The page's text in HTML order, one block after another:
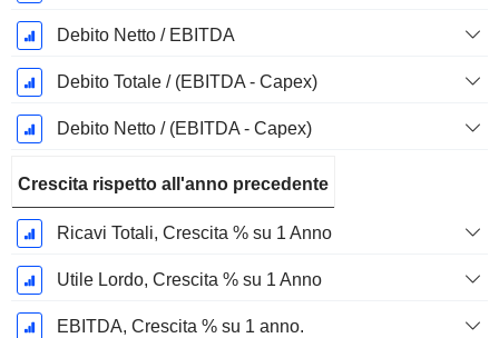
Debito Netto / EBITDA
Debito Totale / (EBITDA - Capex)
Debito Netto / (EBITDA - Capex)
Crescita rispetto all'anno precedente
Ricavi Totali, Crescita % su 1 Anno
Utile Lordo, Crescita % su 1 Anno
EBITDA, Crescita % su 1 anno.